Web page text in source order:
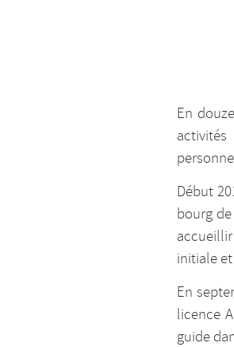
En
Début
bourg
initiale
En
licence
guide